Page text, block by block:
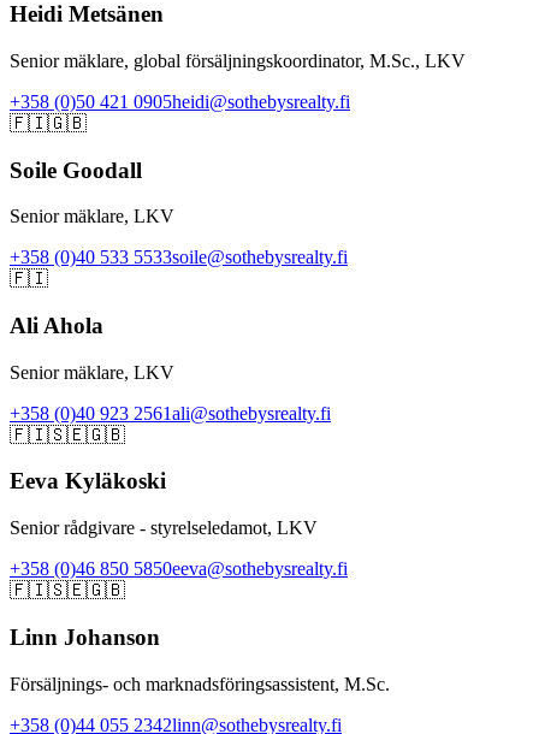
Heidi Metsänen
Senior mäklare, global försäljningskoordinator, M.Sc., LKV
+358 (0)50 421 0905heidi@sothebysrealty.fi
🇫🇮🇬🇧
Soile Goodall
Senior mäklare, LKV
+358 (0)40 533 5533soile@sothebysrealty.fi
🇫🇮
Ali Ahola
Senior mäklare, LKV
+358 (0)40 923 2561ali@sothebysrealty.fi
🇫🇮🇸🇪🇬🇧
Eeva Kyläkoski
Senior rådgivare - styrelseledamot, LKV
+358 (0)46 850 5850eeva@sothebysrealty.fi
🇫🇮🇸🇪🇬🇧
Linn Johanson
Försäljnings- och marknadsföringsassistent, M.Sc.
+358 (0)44 055 2342linn@sothebysrealty.fi